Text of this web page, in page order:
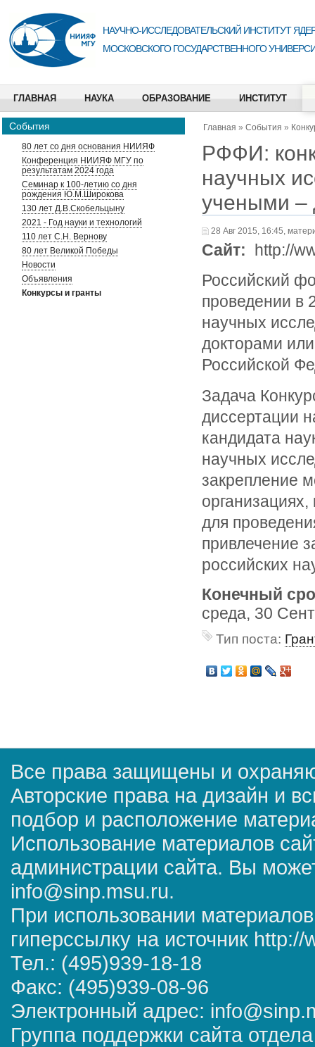
НАУЧНО-ИССЛЕДОВАТЕЛЬСКИЙ ИНСТИТУТ
МОСКОВСКОГО ГОСУДАРСТВЕННОГО
ГЛАВНАЯ НАУКА ОБРАЗОВАНИЕ ИНСТИТУТ
События
80 лет со дня основания НИИЯФ
Конференция НИИЯФ МГУ по
результатам 2024 года
Семинар к 100-летию со дня
рождения Ю.М.Широкова
130 лет Д.В.Скобельцыну
2021 - Год науки и технологий
110 лет С.Н. Вернову
80 лет Великой Победы
Новости
Объявления
Конкурсы и гранты
Главная » События »
РФФИ:
научных
учеными –
28 Авг 2015, 16:45,
Сайт: http://
Российский
проведении в
научных
докторами
Российской
Задача
диссертации
кандидата
научных
закрепление
для
привлечение
российских
Конечный
среда, 30
Тип поста:
Все права защищены и
Авторские права на дизайн и
подбор и расположение
Использование материалов
администрации сайта. Вы
info@sinp.msu.ru.
При использовании
гиперссылку на источник
Тел.: (495)939-18-18
Факс: (495)939-08-96
Электронный адрес:
Группа поддержки сайта